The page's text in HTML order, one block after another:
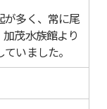
が多く、常に尾
茂水族館より
いました。